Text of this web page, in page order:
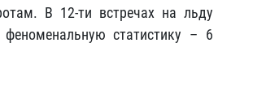
В 12-ти встречах на льду
статистику – 6